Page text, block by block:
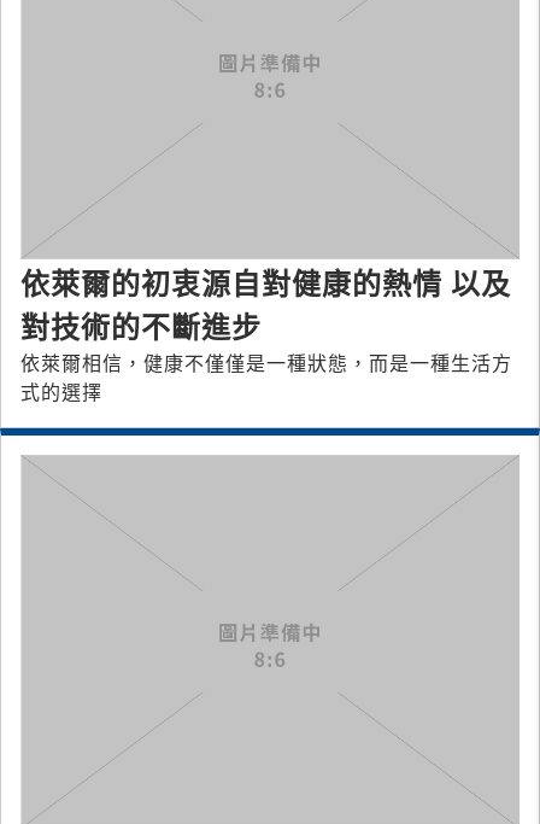
依萊爾的初衷源自對健康的熱情 以及
對技術的不斷進步
依萊爾相信，健康不僅僅是一種狀態，而是一種生活方
式的選擇